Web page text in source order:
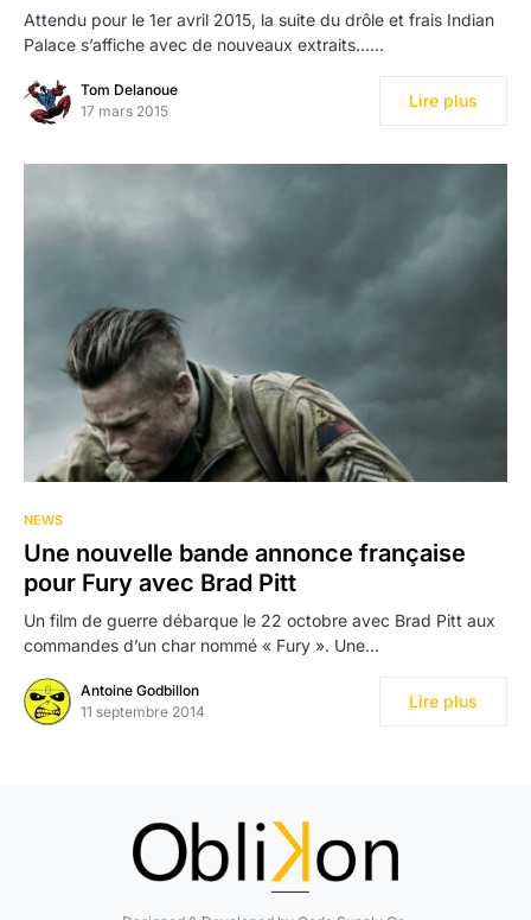
Attendu pour le 1er avril 2015, la suite du drôle et frais Indian
Palace s’affiche avec de nouveaux extraits……
Tom Delanoue
17 mars 2015
Lire plus
NEWS
Une nouvelle bande annonce française
pour Fury avec Brad Pitt
Un film de guerre débarque le 22 octobre avec Brad Pitt aux
commandes d’un char nommé « Fury ». Une…
Antoine Godbillon
11 septembre 2014
Lire plus